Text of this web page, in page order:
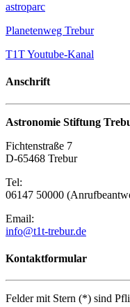
astroparc
Planetenweg Trebur
T1T Youtube-Kanal
Anschrift
Astronomie Stiftung
Fichtenstraße 7
D-65468 Trebur
Tel:
06147 50000
Email:
info@t1t-trebur.de
Kontaktformular
Felder mit Stern (*) sind